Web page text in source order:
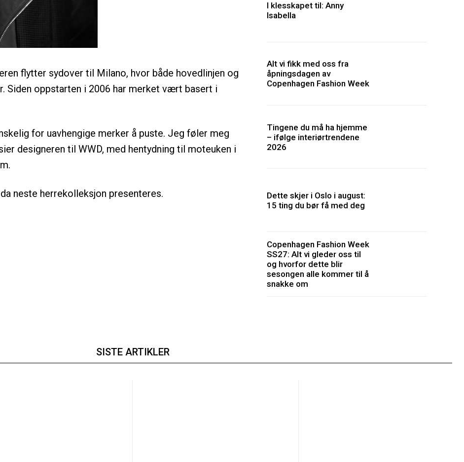
flytter sydover til Milano, hvor både hovedlinjen og
Siden oppstarten i 2006 har merket vært basert i
for uavhengige merker å puste. Jeg føler meg
designeren til WWD, med hentydning til moteuken i
neste herrekolleksjon presenteres.
I klesskapet til: Anny
Isabella
Alt vi fikk med oss fra
åpningsdagen av
Copenhagen Fashion Week
Tingene du må ha hjemme
– ifølge interiørtrendene
2026
Dette skjer i Oslo i august:
15 ting du bør få med deg
Copenhagen Fashion Week
SS27: Alt vi gleder oss til
og hvorfor dette blir
sesongen alle kommer til å
snakke om
SISTE ARTIKLER